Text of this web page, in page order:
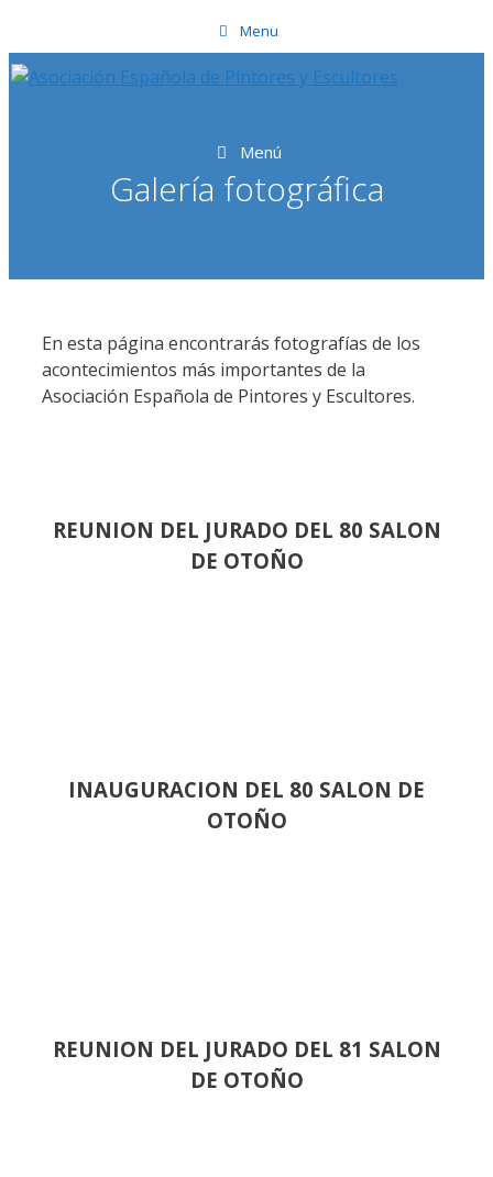
al
contenido
Menu
Menú
Galería fotográfica
En esta página encontrarás fotografías de los
acontecimientos más importantes de la
Asociación Española de Pintores y Escultores.
REUNION DEL JURADO DEL 80 SALON
DE OTOÑO
INAUGURACION DEL 80 SALON DE
OTOÑO
REUNION DEL JURADO DEL 81 SALON
DE OTOÑO